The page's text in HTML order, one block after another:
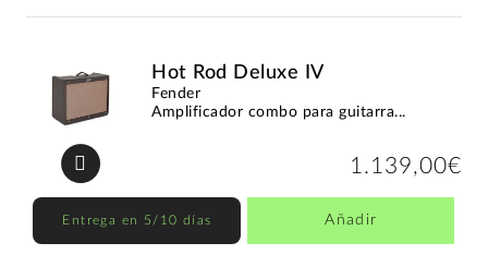
Hot Rod Deluxe IV
Fender
Amplificador combo para guitarra...
1.139,00€
Entrega en 5/10 días Añadir